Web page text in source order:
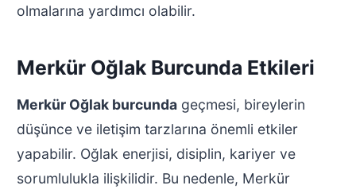
olmalarına yardımcı olabilir.
Merkür Oğlak Burcunda Etkileri
Merkür Oğlak burcundageçmesi, bireylerin
düşünce ve iletişim tarzlarına önemli etkiler
yapabilir. Oğlak enerjisi, disiplin, kariyer ve
sorumlulukla ilişkilidir. Bu nedenle, Merkür